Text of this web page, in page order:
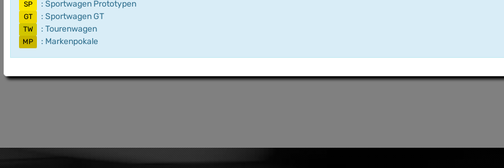
SP : Sportwagen Prototypen
GT : Sportwagen GT
TW : Tourenwagen
MP : Markenpokale